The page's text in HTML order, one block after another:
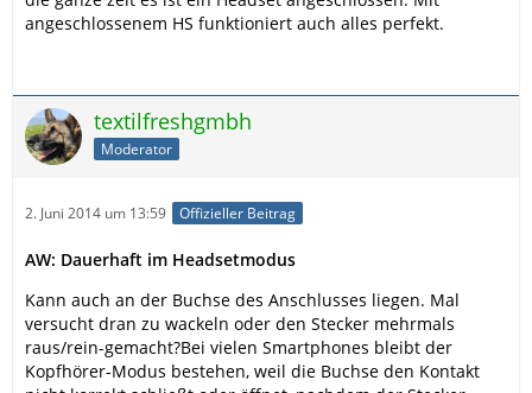
angeschlossenem HS funktioniert auch alles perfekt.
textilfreshgmbh
Moderator
2. Juni 2014 um 13:59 Offizieller Beitrag
AW: Dauerhaft im Headsetmodus
Kann auch an der Buchse des Anschlusses liegen. Mal
versucht dran zu wackeln oder den Stecker mehrmals
raus/rein-gemacht?Bei vielen Smartphones bleibt der
Kopfhörer-Modus bestehen, weil die Buchse den Kontakt